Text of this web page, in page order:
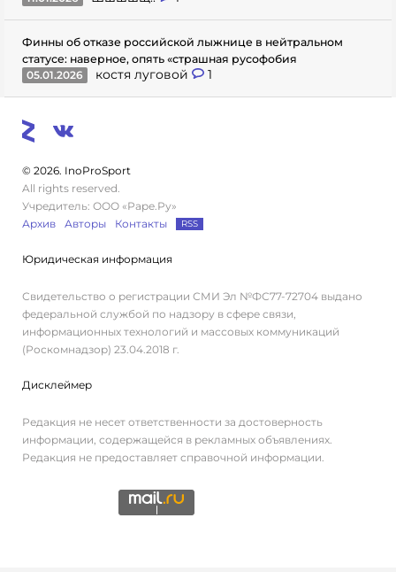
Финны об отказе российской лыжнице в нейтральном
статусе: наверное, опять «страшная русофобия
05.01.2026
костя луговой 1
© 2026. InoProSport
All rights reserved.
Учредитель: ООО «Раре.Ру»
Архив
Авторы Контакты RSS
Юридическая информация
Свидетельство о регистрации СМИ Эл №ФС77-72704 выдано
федеральной службой по надзору в сфере связи,
информационных технологий и массовых коммуникаций
(Роскомнадзор) 23.04.2018 г.
Дисклеймер
Редакция не несет ответственности за достоверность
информации, содержащейся в рекламных объявлениях.
Редакция не предоставляет справочной информации.